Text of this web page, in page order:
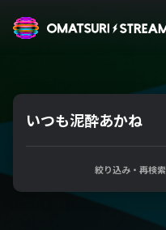
いつも泥酔あかね
絞り込み・再検索